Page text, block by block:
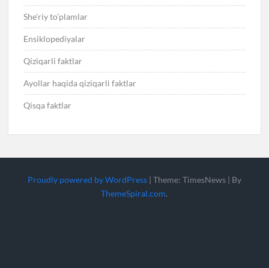
She’riy to’plamlar
Ensiklopediyalar
Qiziqarli faktlar
Ayollar haqida qiziqarli faktlar
Qisqa faktlar
Proudly powered by WordPress | Theme: TimesNews | By
ThemeSpiral.com.